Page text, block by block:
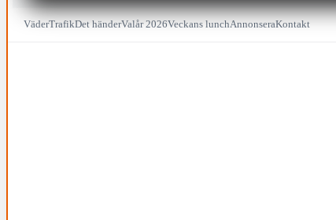
VäderTrafikDet händerValår 2026Veckans lunchAnnonseraKontakt